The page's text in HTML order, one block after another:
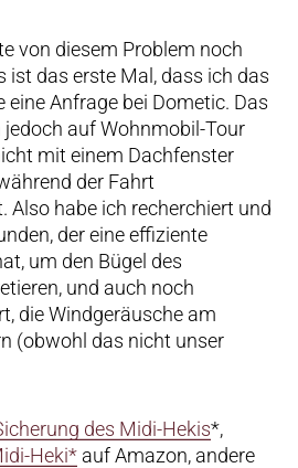
von diesem Problem noch
ist das erste Mal, dass ich das
eine Anfrage bei Dometic. Das
auf Wohnmobil-Tour
mit einem Dachfenster
der Fahrt
Also habe ich recherchiert und
der eine effiziente
um den Bügel des
und auch noch
die Windgeräusche am
(obwohl das nicht unser
des Midi-Hekis*,
Heki* auf Amazon, andere